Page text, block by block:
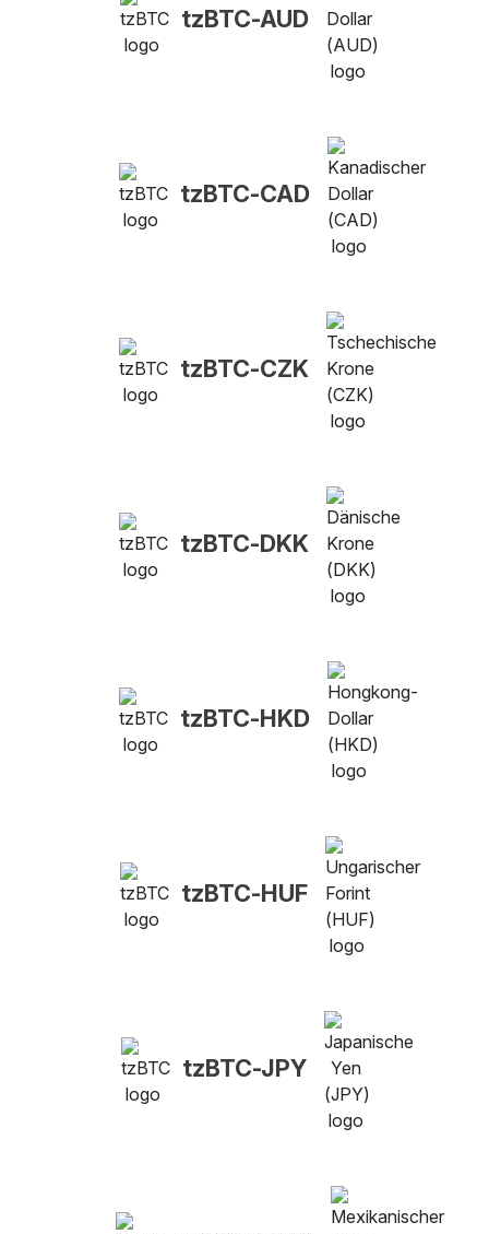
tzBTC-AUD
tzBTC-CAD
tzBTC-CZK
tzBTC-DKK
tzBTC-HKD
tzBTC-HUF
tzBTC-JPY